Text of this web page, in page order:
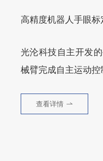
高精度机器人手眼标
光沦科技自主开发
械臂完成自主运动控
查看详情